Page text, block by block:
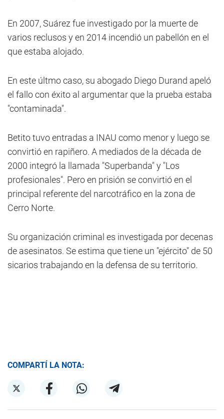
En 2007, Suárez fue investigado por la muerte de
varios reclusos y en 2014 incendió un pabellón en el
que estaba alojado.
En este últmo caso, su abogado Diego Durand apeló
el fallo con éxito al argumentar que la prueba estaba
"contaminada".
Betito tuvo entradas a INAU como menor y luego se
convirtió en rapiñero. A mediados de la década de
2000 integró la llamada "Superbanda" y "Los
profesionales". Pero en prisión se convirtió en el
principal referente del narcotráfico en la zona de
Cerro Norte.
Su organización criminal es investigada por decenas
de asesinatos. Se estima que tiene un "ejército" de 50
sicarios trabajando en la defensa de su territorio.
COMPARTÍ LA NOTA: